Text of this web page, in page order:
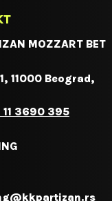
MOZZART BET
11000 Beograd,
11 3690 395